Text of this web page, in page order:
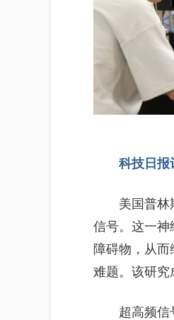
科技日报
美国普林
信号。这一神
障碍物，从
难题。该研究
超高频信